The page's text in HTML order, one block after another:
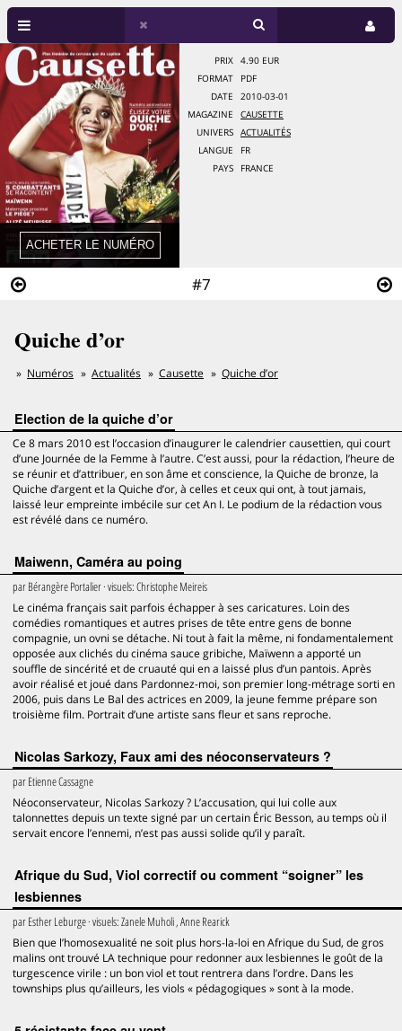
#7
PRIX
4.90 EUR
FORMAT
PDF
DATE
2010-03-01
MAGAZINE
CAUSETTE
UNIVERS
ACTUALITÉS
LANGUE
FR
PAYS
FRANCE
Quiche d’or
Numéros Actualités Causette Quiche d’or
Election de la quiche d’or
Ce 8 mars 2010 est l’occasion d’inaugurer le calendrier causettien, qui court
d’une Journée de la Femme à l’autre. C’est aussi, pour la rédaction, l’heure de
se réunir et d’attribuer, en son âme et conscience, la Quiche de bronze, la
Quiche d’argent et la Quiche d’or, à celles et ceux qui ont, à tout jamais,
laissé leur empreinte imbécile sur cet An I. Le podium de la rédaction vous
est révélé dans ce numéro.
Maiwenn, Caméra au poing
parBérangère Portalier· visuels:Christophe Meireis
Le cinéma français sait parfois échapper à ses caricatures. Loin des
comédies romantiques et autres prises de tête entre gens de bonne
compagnie, un ovni se détache. Ni tout à fait la même, ni fondamentalement
opposée aux clichés du cinéma sauce gribiche, Maïwenn a apporté un
souffle de sincérité et de cruauté qui en a laissé plus d’un pantois. Après
avoir réalisé et joué dans Pardonnez-moi, son premier long-métrage sorti en
2006, puis dans Le Bal des actrices en 2009, la jeune femme prépare son
troisième film. Portrait d’une artiste sans fleur et sans reproche.
Nicolas Sarkozy, Faux ami des néoconservateurs ?
parEtienne Cassagne
Néoconservateur, Nicolas Sarkozy ? L’accusation, qui lui colle aux
talonnettes depuis un texte signé par un certain Éric Besson, au temps où il
servait encore l’ennemi, n’est pas aussi solide qu’il y paraît.
Afrique du Sud, Viol correctif ou comment “soigner” les
lesbiennes
parEsther Leburge· visuels:Zanele Muholi , Anne Rearick
Bien que l’homosexualité ne soit plus hors-la-loi en Afrique du Sud, de gros
malins ont trouvé LA technique pour redonner aux lesbiennes le goût de la
turgescence virile : un bon viol et tout rentrera dans l’ordre. Dans les
townships plus qu’ailleurs, les viols « pédagogiques » sont à la mode.